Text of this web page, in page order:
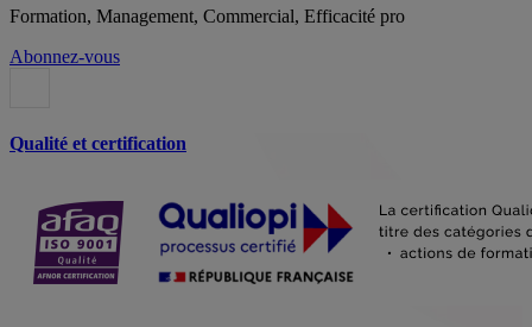
Formation, Management, Commercial, Efficacité pro
Abonnez-vous
Qualité et certification